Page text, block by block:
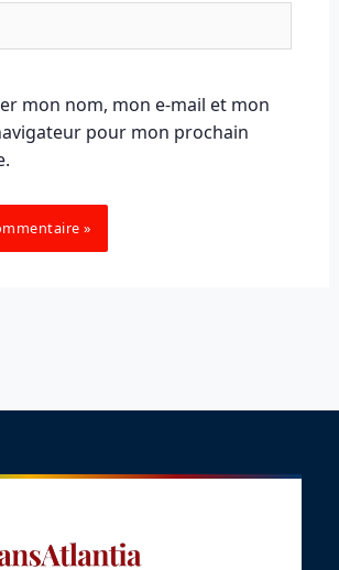
mon nom, mon e-mail et mon
pour mon prochain